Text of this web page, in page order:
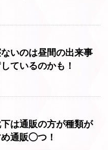
いのは昼間の出来事
ているのかも！
は通販の方が種類が
通販◯つ！